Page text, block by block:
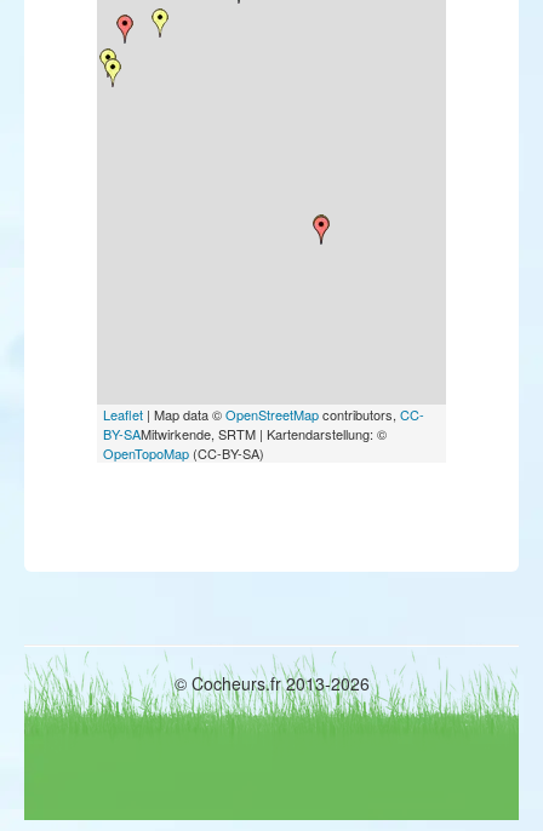
Leaflet | Map data ©OpenStreetMapcontributors, CC-
BY-SAMitwirkende, SRTM | Kartendarstellung: ©
OpenTopoMap (CC-BY-SA)
© Cocheurs.fr 2013-2026